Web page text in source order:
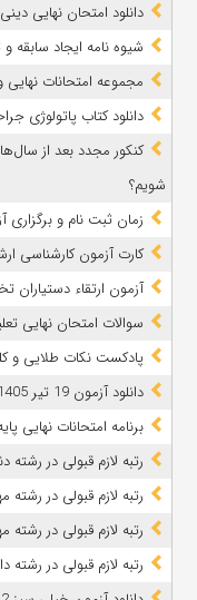
دانلود امتحان نهایی دینی 3 پایه دوازدهم تیر 1405 + پاسخ
شیوه نامه ایجاد سابقه و
مجموعه امتحانات نهایی و
دانلود کتاب پاتولوژی جراحی رزای
کنکور مجدد بعد از
شویم؟
زمان ثبت نام و برگزاری
کارت آزمون کارشناسی ارشد سال 1405 فردا
آزمون ارتقاء دستیاران تخصصی
سوالات امتحان نهایی تعلیمات دینی 3 سال
پادکست نکات طلایی و
دانلود آزمون 19 تیر 1405 قلمچی
برنامه امتحانات نهایی
رتبه لازم قبولی در
رتبه لازم قبولی در
رتبه لازم قبولی در رشته
رتبه لازم قبولی در